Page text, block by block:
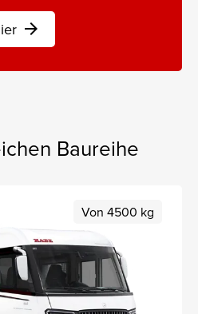
arrow_forward
Baureihe
Von 4500 kg